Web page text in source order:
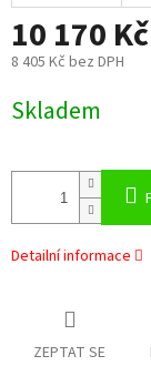
10 170 Kč
8 405 Kč bez DPH
cena:
Skladem
Detailní informace
ZEPTAT SE